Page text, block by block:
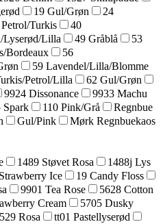
19 Gul/Grøn
24
Turkis
40
Lyserød/Lilla 49 Gråblå
53
Bordeaux
56
59 Lavendel/Lilla/Blomme
Petrol/Lilla
62 Gul/Grøn
9924 Dissonance
9933 Machu
Spark 110 Pink/Grå
Regnbue
Gul/Pink
Mørk Regnbuekaos
1489 Støvet Rosa
1488j Lys
Ice
19 Candy Floss
9901 Tea Rose
5628 Cotton
Cream
5705 Dusky
Rosa
tt01 Pastellyserød